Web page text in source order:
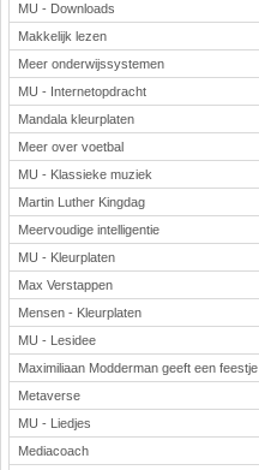
MU - Downloads
Makkelijk lezen
Meer onderwijssystemen
MU - Internetopdracht
Mandala kleurplaten
Meer over voetbal
MU - Klassieke muziek
Martin Luther Kingdag
Meervoudige intelligentie
MU - Kleurplaten
Max Verstappen
Mensen - Kleurplaten
MU - Lesidee
Maximiliaan Modderman geeft een feestje
Metaverse
MU - Liedjes
Mediacoach